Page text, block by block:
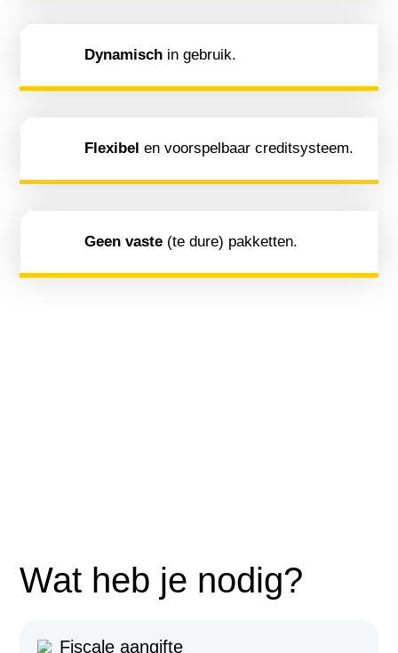
Dynamischin gebruik.
Flexibel en voorspelbaar creditsysteem.
Geen vaste(te dure) pakketten.
Wat heb je nodig?
Fiscale aangifte